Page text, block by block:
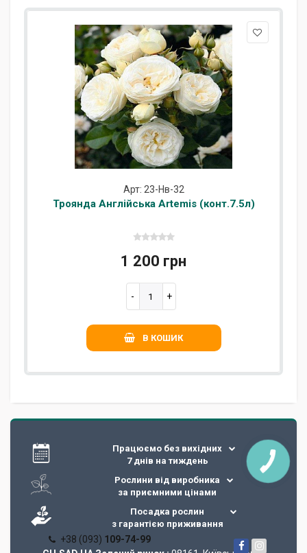
Арт: 23-Нв-32
Троянда Англійська Artemis (конт.7.5л)
1 200 грн
В КОШИК
Працюємо без вихідних
7 днів на тиждень
Рослини від виробника
за приємними цінами
Посадка рослин
з гарантією приживання
+38 (093) 109-74-99